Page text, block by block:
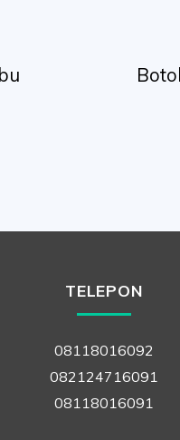
TELEPON
08118016092
082124716091
08118016091